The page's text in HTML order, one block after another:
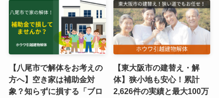
【八尾市で解体をお考えの
方へ】空き家は補助金対
象？知らずに損する「ブロ
【東大阪市の建替え・解
体】狭小地も安心！累計
2,626件の実績と最大100万